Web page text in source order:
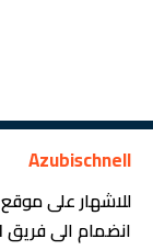
Azubischnell
للاشهار على موقع Azubischnell
انضمام الى فريق Azubischnell